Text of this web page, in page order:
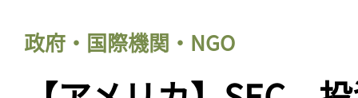
政府・国際機関・NGO